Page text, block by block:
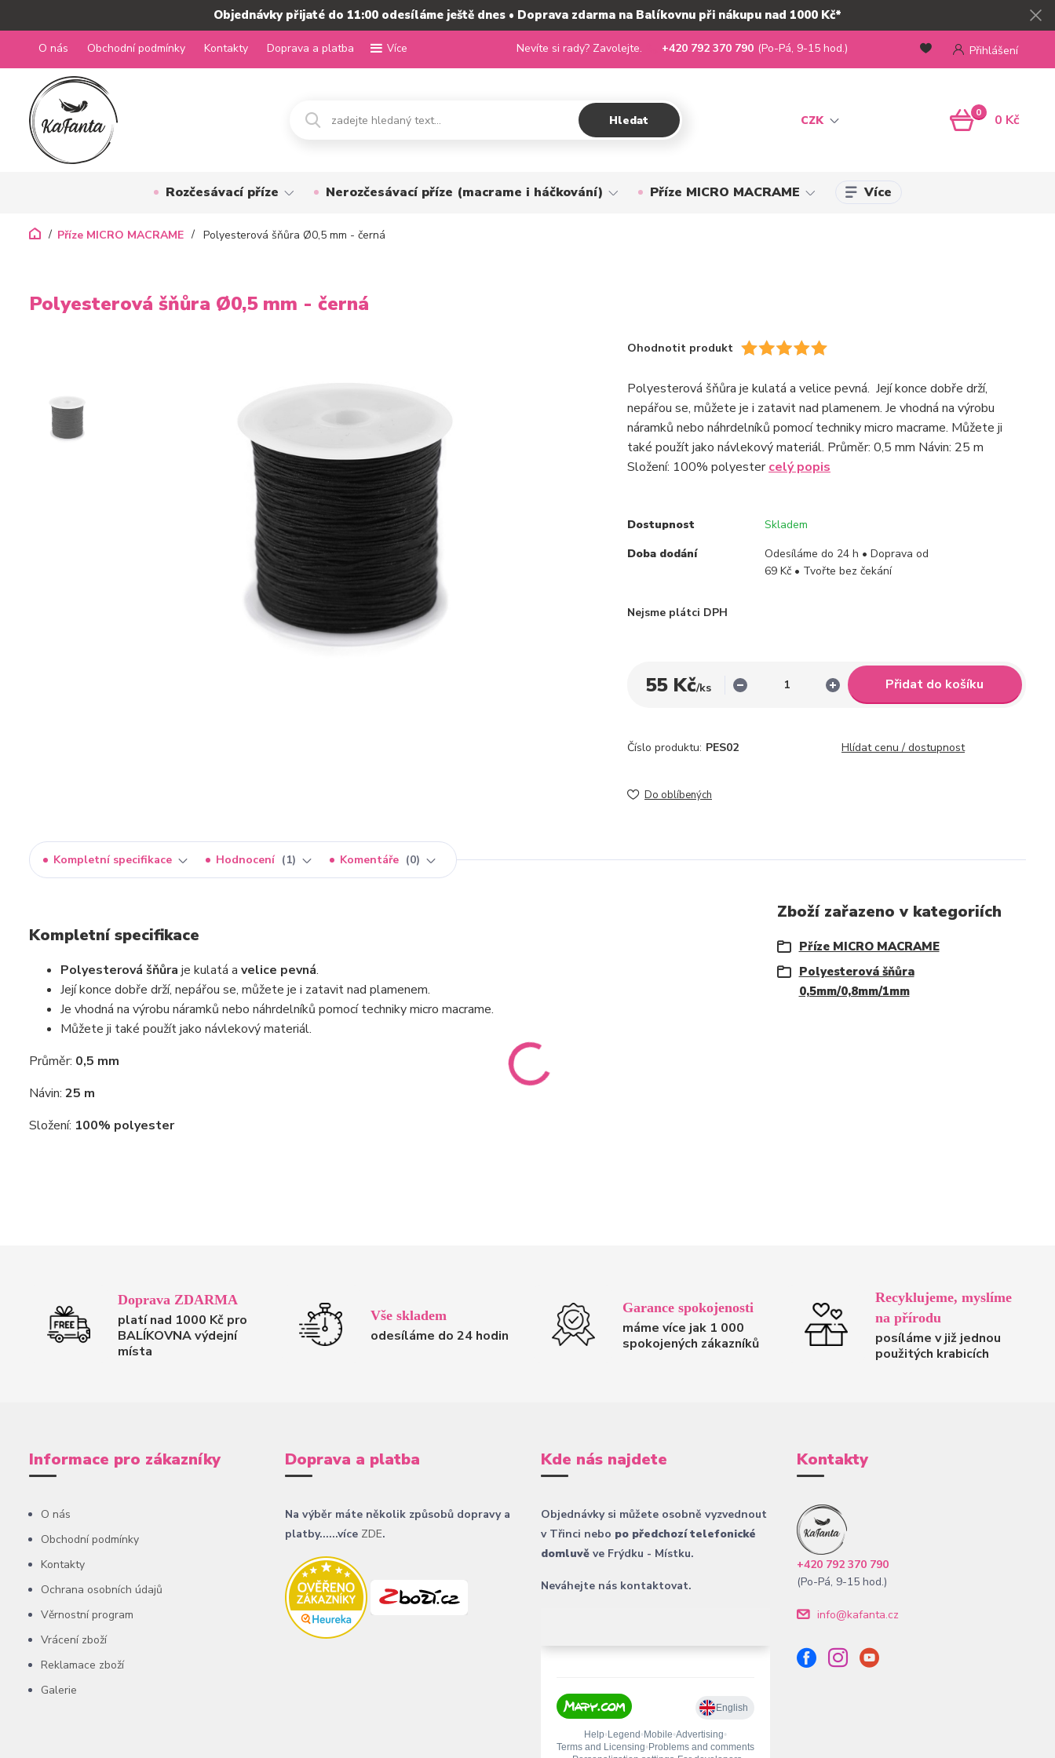
Objednávky přijaté do 11:00 odesíláme ještě dnes • Doprava zdarma na Balíkovnu při nákupu nad 1000 Kč*
O nás Obchodní podmínky Kontakty Doprava a platba Více
CZK
Přihlášení
Hledat
Nevíte si rady? Zavolejte. +420 792 370 790 (Po-Pá, 9-15 hod.)
0 0 Kč
Rozčesávací příze Nerozčesávací příze (macrame i háčkování) Příze MICRO MACRAME Více
Příze MICRO MACRAME Polyesterová šňůra Ø0,5 mm - černá
Polyesterová šňůra Ø0,5 mm - černá
Ohodnotit produkt
Polyesterová šňůra je kulatá a velice pevná. Její konce dobře drží,
nepářou se, můžete je i zatavit nad plamenem. Je vhodná na výrobu
náramků nebo náhrdelníků pomocí techniky micro macrame. Můžete ji
také použít jako návlekový materiál. Průměr: 0,5 mm Návin: 25 m
Složení: 100% polyestercelý popis
Dostupnost
Skladem
Doba dodání
Odesíláme do 24 h • Doprava od
69 Kč • Tvořte bez čekání
Nejsme plátci DPH
55 Kč/ks Přidat do košíku
Číslo produktu: PES02 Hlídat cenu / dostupnost
Do oblíbených
Kompletní specifikace Hodnocení 1 Komentáře 0
Kompletní specifikace
Polyesterová šňůra je kulatá a velice pevná.
Její konce dobře drží, nepářou se, můžete je i zatavit nad plamenem.
Je vhodná na výrobu náramků nebo náhrdelníků pomocí techniky micro macrame.
Můžete ji také použít jako návlekový materiál.
Průměr: 0,5 mm
Návin: 25 m
Složení: 100% polyester
Zboží zařazeno v kategoriích
Příze MICRO MACRAME
Polyesterová šňůra
0,5mm/0,8mm/1mm
Doprava ZDARMA
platí nad 1000 Kč pro
BALÍKOVNA výdejní
místa
Vše skladem
odesíláme do 24 hodin
Garance spokojenosti
máme více jak 1 000
spokojených zákazníků
Recyklujeme, myslíme
na přírodu
posíláme v již jednou
použitých krabicích
Informace pro zákazníky
O nás
Obchodní podmínky
Kontakty
Ochrana osobních údajů
Věrnostní program
Vrácení zboží
Reklamace zboží
Galerie
Doprava a platba
Na výběr máte několik způsobů dopravy a
platby......více ZDE.
Kde nás najdete
Objednávky si můžete osobně vyzvednout
v Třinci nebo po předchozí telefonické
domluvě ve Frýdku - Místku.
Neváhejte nás kontaktovat.
Kontakty
+420 792 370 790
(Po-Pá, 9-15 hod.)
info@kafanta.cz